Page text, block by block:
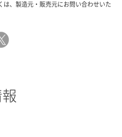
、製造元・販売元にお問い合わせいた